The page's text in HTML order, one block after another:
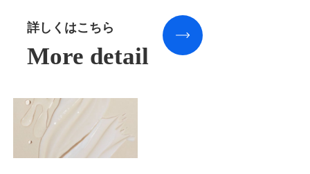
詳しくはこちら
More detail